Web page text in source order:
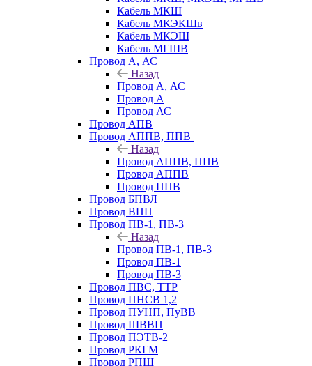
Кабель МКШ
Кабель МКЭКШв
Кабель МКЭШ
Кабель МГШВ
Провод А, АС
Назад
Провод А, АС
Провод А
Провод АС
Провод АПВ
Провод АППВ, ППВ
Назад
Провод АППВ, ППВ
Провод АППВ
Провод ППВ
Провод БПВЛ
Провод ВПП
Провод ПВ-1, ПВ-3
Назад
Провод ПВ-1, ПВ-3
Провод ПВ-1
Провод ПВ-3
Провод ПВС, ТТР
Провод ПНСВ 1,2
Провод ПУНП, ПуВВ
Провод ШВВП
Провод ПЭТВ-2
Провод РКГМ
Провод РПШ